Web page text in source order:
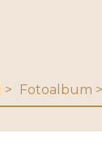
Fotoalbum